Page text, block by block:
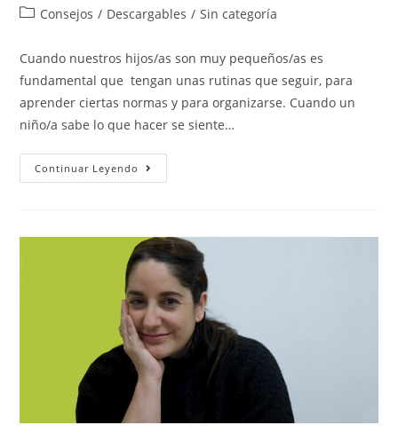
Consejos / Descargables / Sin categoría
Cuando nuestros hijos/as son muy pequeños/as es
fundamental que tengan unas rutinas que seguir, para
aprender ciertas normas y para organizarse. Cuando un
niño/a sabe lo que hacer se siente…
Continuar Leyendo